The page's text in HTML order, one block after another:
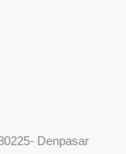
Denpasar